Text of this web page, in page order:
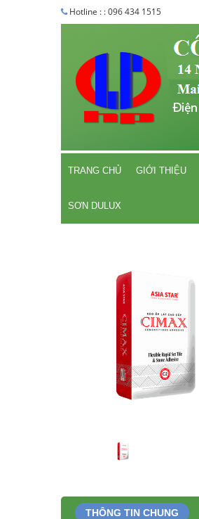
Hotline : : 096 434 1515
TRANG CHỦ GIỚI THIỆU
SƠN DULUX
THÔNG TIN CHUNG